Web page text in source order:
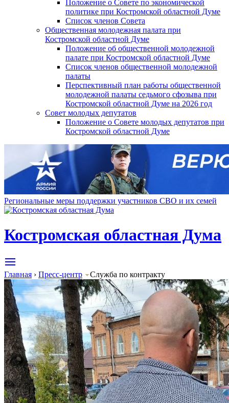
Положение о Совете по экономической
политике при Костромской областной Думе
Список членов Совета
Общественная молодежная палата при
Костромской областной Думе
Положение об общественной молодежной
палате при Костромской областной Думе
Список членов общественной молодежной
палаты
Перспективный план работы общественной
молодежной палаты седьмого сфозыва при
Костромской областной Думе на 2026 год
Совет молодых депутатов
Положение о Совете молодых депутатов при
Костромской областной Думе
Региональные меры поддержки участников СВО и их семей
Костромская областная Дума
Главная › Пресс-центр Служба по контракту